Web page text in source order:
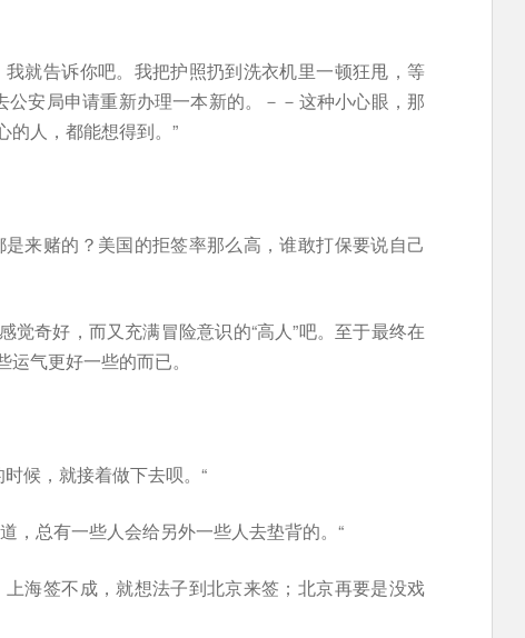
就告诉你吧。我把护照扔到洗衣机里一顿狂甩，等
公安局申请重新办理一本新的。－－这种小心眼，那
的人，都能想得到。”
来赌的？美国的拒签率那么高，谁敢打保要说自己
觉奇好，而又充满冒险意识的“高人”吧。至于最终在
气更好一些的而已。
候，就接着做下去呗。“
，总有一些人会给另外一些人去垫背的。“
海签不成，就想法子到北京来签；北京再要是没戏